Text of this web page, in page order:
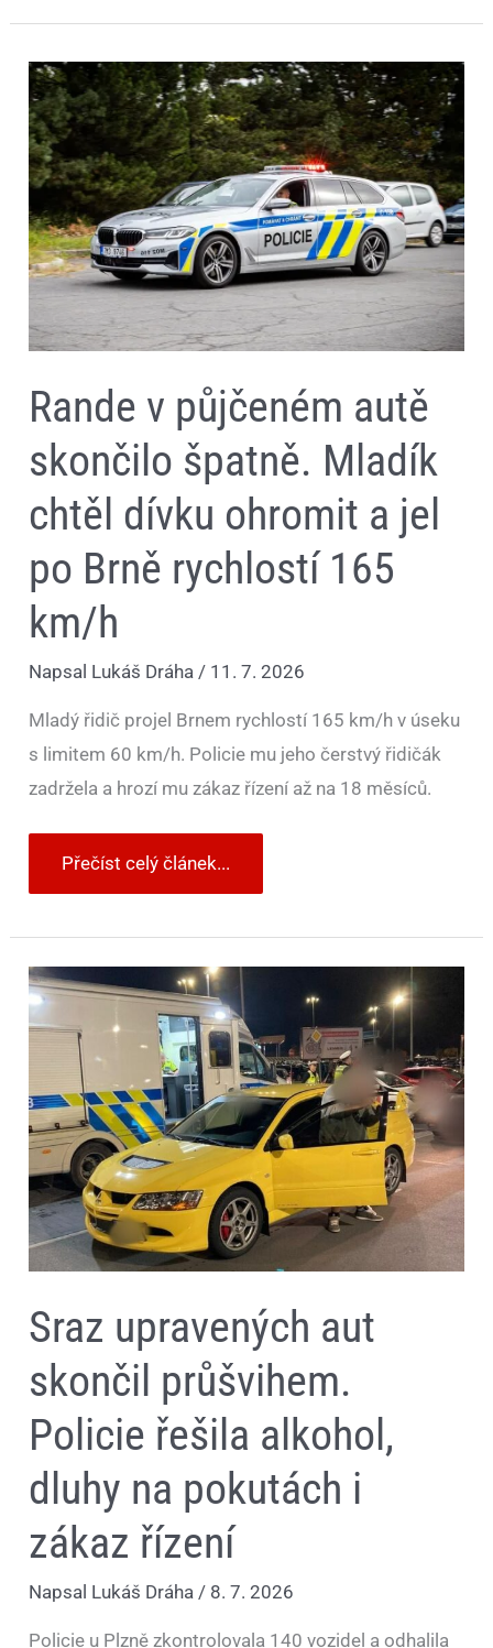
Rande v půjčeném autě
skončilo špatně. Mladík
chtěl dívku ohromit a jel
po Brně rychlostí 165
km/h
Napsal Lukáš Dráha / 11. 7. 2026
Mladý řidič projel Brnem rychlostí 165 km/h v úseku
s limitem 60 km/h. Policie mu jeho čerstvý řidičák
zadržela a hrozí mu zákaz řízení až na 18 měsíců.
Rande
v
půjčeném
autě
skončilo
špatně.
Mladík
chtěl
dívku
ohromit
a
jel
po
rychlostí
165
Přečíst celý článek...
Sraz upravených aut
skončil průšvihem.
Policie řešila alkohol,
dluhy na pokutách i
zákaz řízení
Napsal Lukáš Dráha / 8. 7. 2026
Policie u Plzně zkontrolovala 140 vozidel a odhalila
Sraz
upravených
skončil
průšvihem.
Policie
řešila
alkohol,
dluhy
na
pokutách
i
zákaz
řízení